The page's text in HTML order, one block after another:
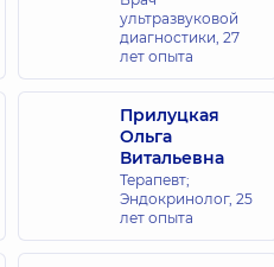
ультразвуковой
диагностики, 27
лет опыта
Прилуцкая
Ольга
Витальевна
Терапевт;
Эндокринолог, 25
лет опыта